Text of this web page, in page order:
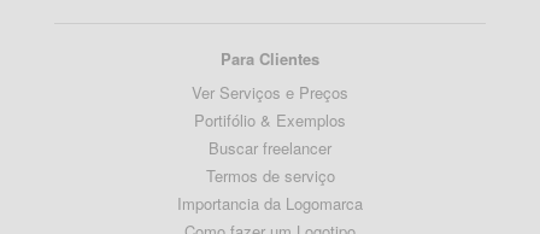
Para Clientes
Ver Serviços e Preços
Portifólio & Exemplos
Buscar freelancer
Termos de serviço
Importancia da Logomarca